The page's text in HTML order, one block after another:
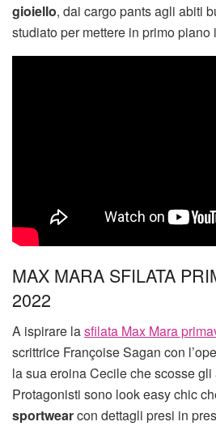
gioiello, dai cargo pants agli abiti
studiato per mettere in primo piano
MAX MARA SFILATA
2022
A ispirare lasfilata Max Mara
scrittrice Françoise Sagan con
la sua eroina Cecile che scosse gli
Protagonisti sono look easy chic
sportwearcon dettagli presi in